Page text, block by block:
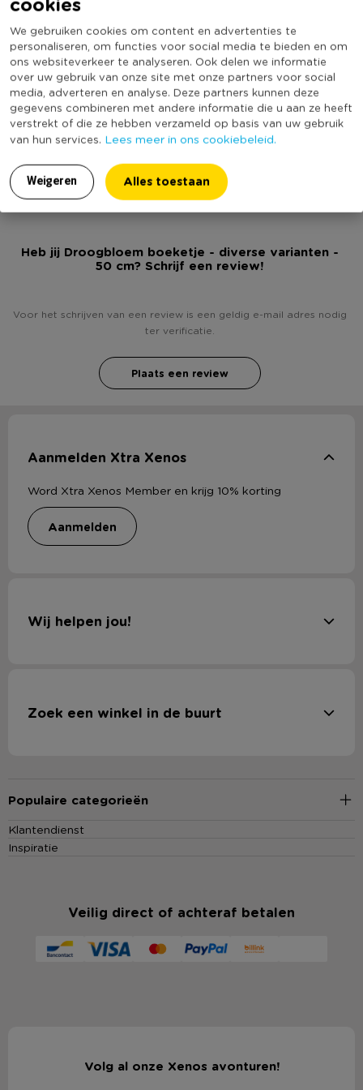
We gebruiken cookies om content en advertenties te
personaliseren, om functies voor social media te bieden en om
ons websiteverkeer te analyseren. Ook delen we informatie
over uw gebruik van onze site met onze partners voor social
media, adverteren en analyse. Deze partners kunnen deze
gegevens combineren met andere informatie die u aan ze heeft
verstrekt of die ze hebben verzameld op basis van uw gebruik
van hun services. Lees meer in ons cookiebeleid.
Weigeren Alles toestaan
of als stijlvol accent in je open kast.
Let op!Dit artikel is verkrijgbaar in verschillende varianten. Het
is een verrassing welke variant jij thuis ontvangt. Wil je zelf een
variant uitkiezen? Ga dan naar de Xenos winkel bij jou in de
buurt!
Specificaties
Artikelnummer
211129
Online Only
Nee
Producthoogte (cm)
50
Kleur
Multikleur
Duurzaamheidsscore
bekend
Heb jij Droogbloem boeketje - diverse varianten -
50 cm? Schrijf een review!
Voor het schrijven van een review is een geldig e-mail adres nodig
ter verificatie.
Plaats een review
Aanmelden Xtra Xenos
Word Xtra Xenos Member en krijg 10% korting
aanmelden
Wij helpen jou!
Zoek een winkel in de buurt
Populaire categorieën
Klantendienst
Inspiratie
Veilig direct of achteraf betalen
Volg al onze Xenos avonturen!